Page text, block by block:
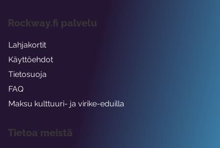
Rockway.fi palvelu
Lahjakortit
Käyttöehdot
Tietosuoja
FAQ
Maksu kulttuuri- ja virike-eduilla
Tietoa meistä